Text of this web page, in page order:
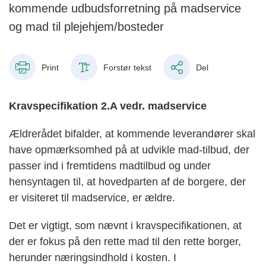
kommende udbudsforretning på madservice
og mad til plejehjem/bosteder
Print Forstør tekst Del
Kravspecifikation 2.A vedr. madservice
Ældrerådet bifalder, at kommende leverandører skal
have opmærksomhed på at udvikle mad-tilbud, der
passer ind i fremtidens madtilbud og under
hensyntagen til, at hovedparten af de borgere, der
er visiteret til madservice, er ældre.
Det er vigtigt, som nævnt i kravspecifikationen, at
der er fokus på den rette mad til den rette borger,
herunder næringsindhold i kosten. I